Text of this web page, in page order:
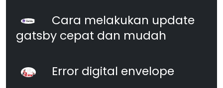
Cara melakukan update
gatsby cepat dan mudah
Error digital envelope